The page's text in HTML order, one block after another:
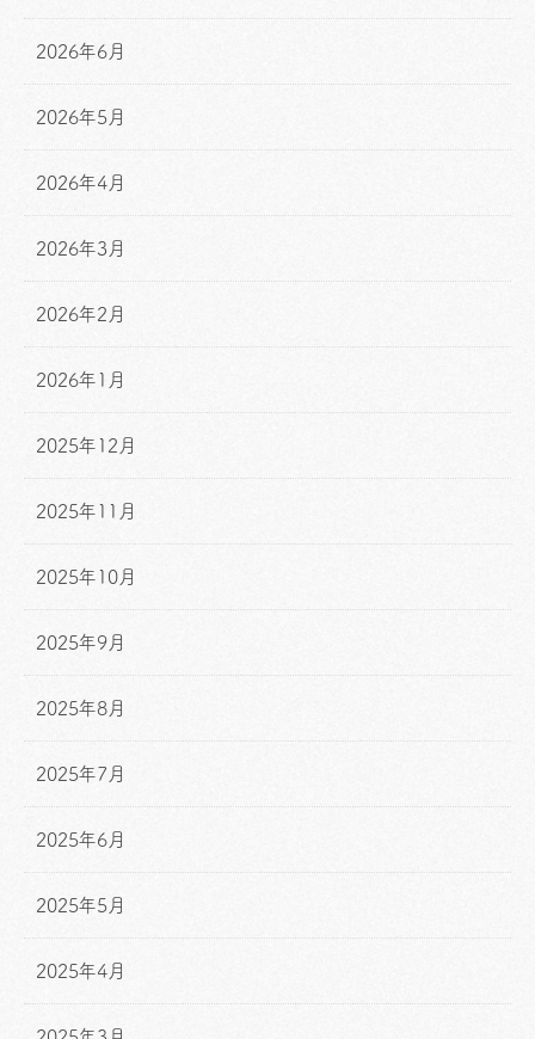
2026年6月
2026年5月
2026年4月
2026年3月
2026年2月
2026年1月
2025年12月
2025年11月
2025年10月
2025年9月
2025年8月
2025年7月
2025年6月
2025年5月
2025年4月